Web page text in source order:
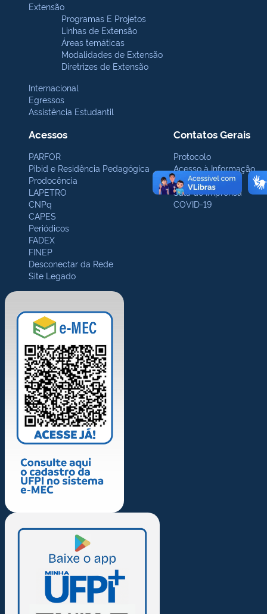
Extensão
Programas E Projetos
Linhas de Extensão
Áreas temáticas
Modalidades de Extensão
Diretrizes de Extensão
Internacional
Egressos
Assistência Estudantil
Acessos
PARFOR
Pibid e Residência Pedagógica
Prodocência
LAPETRO
CNPq
CAPES
Periódicos
FADEX
FINEP
Desconectar da Rede
Site Legado
Contatos Gerais
Protocolo
Acesso à Informação
Ouvidoria
Sala de Imprensa
COVID-19